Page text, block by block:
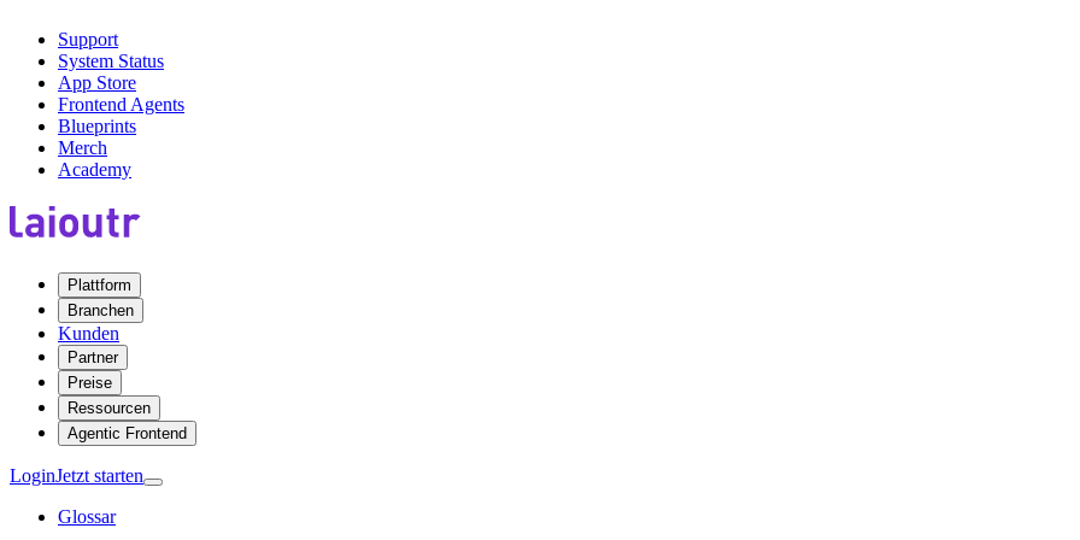
Support
System Status
App Store
Frontend Agents
Blueprints
Merch
Academy
Plattform
Branchen
Kunden
Partner
Preise
Ressourcen
Agentic Frontend
LoginJetzt starten
Glossar